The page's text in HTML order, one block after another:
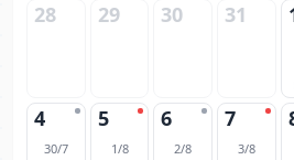
28 29 30 31
4
30/7
5
1/8
6
2/8
7
3/8